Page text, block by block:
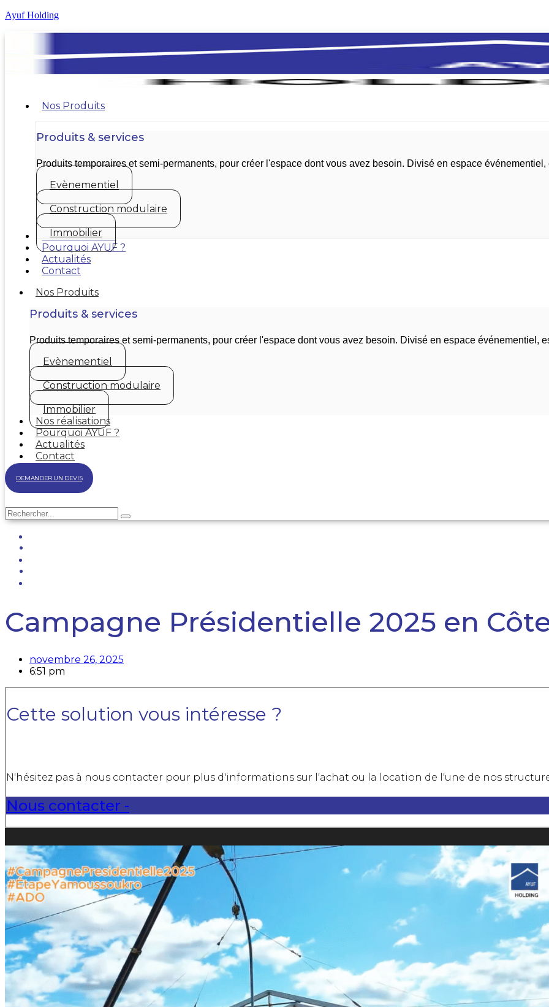
Ayuf Holding
Nos Produits
Produits & services
Produits temporaires et semi-permanents, pour créer l'espace dont vous avez besoin. Divisé en espace
Evènementiel
Construction modulaire
Immobilier
Nos réalisations
Pourquoi AYUF ?
Actualités
Contact
Nos Produits
Produits & services
Produits temporaires et semi-permanents, pour créer l'espace dont vous avez besoin. Divisé en espace événementiel,
Evènementiel
Construction modulaire
Immobilier
Nos réalisations
Pourquoi AYUF ?
Actualités
Contact
DEMANDER UN DEVIS
Campagne Présidentielle 2025 en
novembre 26, 2025
6:51 pm
Cette solution vous intéresse ?
N'hésitez pas à nous contacter pour plus d'informations sur l'achat ou la location de l'une de nos
Nous contacter -